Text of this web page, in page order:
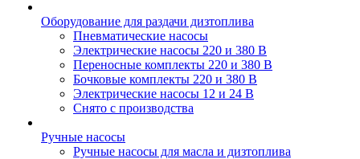
Оборудование для раздачи дизтоплива
Пневматические насосы
Электрические насосы 220 и 380 В
Переносные комплекты 220 и 380 В
Бочковые комплекты 220 и 380 В
Электрические насосы 12 и 24 В
Снято с производства
Ручные насосы
Ручные насосы для масла и дизтоплива